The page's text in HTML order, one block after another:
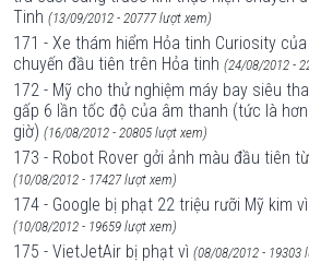
Tinh (13/09/2012 - 20777 lượt xem)
171 - Xe thám hiểm Hỏa tinh Curiosity
chuyến đầu tiên trên Hỏa tinh (24/08/2012 -
172 - Mỹ cho thử nghiệm máy bay siêu
gấp 6 lần tốc độ của âm thanh (tức là
giờ) (16/08/2012 - 20805 lượt xem)
173 - Robot Rover gởi ảnh màu đầu tiên
(10/08/2012 - 17427 lượt xem)
174 - Google bị phạt 22 triệu rưỡi Mỹ kim
(10/08/2012 - 19659 lượt xem)
175 - VietJetAir bị phạt vì (08/08/2012 - 19303